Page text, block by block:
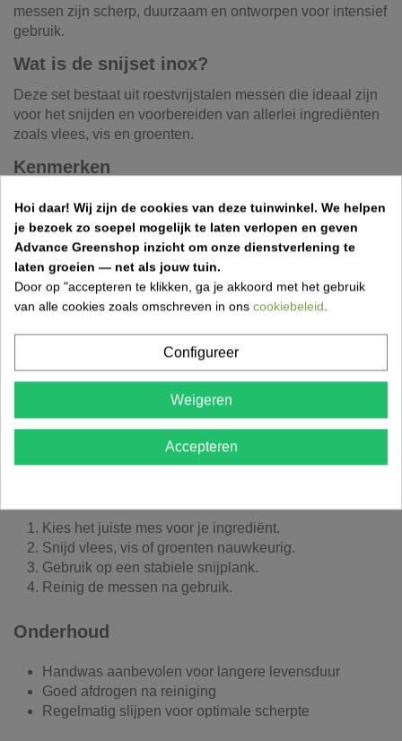
messen zijn scherp, duurzaam en ontworpen voor intensief
gebruik.
Wat is de snijset inox?
Deze set bestaat uit roestvrijstalen messen die ideaal zijn
voor het snijden en voorbereiden van allerlei ingrediënten
zoals vlees, vis en groenten.
Kenmerken
Merk: OUTR
Materiaal: inox (roestvrij staal)
Scherpe en duurzame messen
Geschikt voor BBQ en keuken
Hygiënisch en onderhoudsvriendelijk
Langdurige scherpte
Roestvrij en hygiënisch
Geschikt voor alle soorten voedsel
Stevig en betrouwbaar in gebruik
Kies het juiste mes voor je ingrediënt.
Snijd vlees, vis of groenten nauwkeurig.
Gebruik op een stabiele snijplank.
Reinig de messen na gebruik.
Onderhoud
Handwas aanbevolen voor langere levensduur
Goed afdrogen na reiniging
Regelmatig slijpen voor optimale scherpte
Hoi daar! Wij zijn de cookies van deze tuinwinkel. We helpen
je bezoek zo soepel mogelijk te laten verlopen en geven
Advance Greenshop inzicht om onze dienstverlening te
laten groeien — net als jouw tuin.
Door op "accepteren te klikken, ga je akkoord met het gebruik
van alle cookies zoals omschreven in ons cookiebeleid.
Configureer
Weigeren
Accepteren